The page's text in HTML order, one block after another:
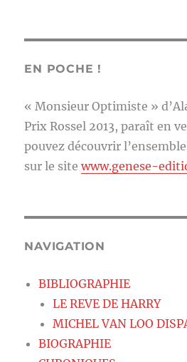
EN POCHE !
« Monsieur Optimiste »
Prix Rossel 2013, paraît en
pouvez découvrir
sur le sitewww.genese-
NAVIGATION
BIBLIOGRAPHIE
LE REVE DE HARRY
MICHEL VAN LOO
BIOGRAPHIE